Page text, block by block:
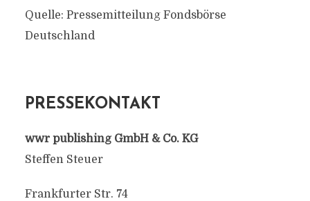
Quelle: Pressemitteilung Fondsbörse
Deutschland
PRESSEKONTAKT
wwr publishing GmbH & Co. KG
Steffen Steuer
Frankfurter Str. 74